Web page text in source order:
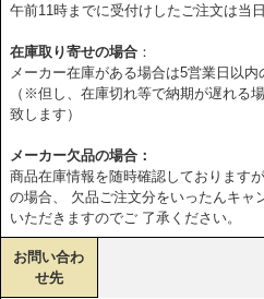
午前11時までに受付けしたご注文は当
在庫取り寄せの場合 ：
メーカー在庫がある場合は5営業日以内
（※但し、在庫切れ等で納期が遅れる
致します）
メーカー欠品の場合：
商品在庫情報を随時確認しております
の場合、 欠品ご注文分をいったんキャ
いただきますのでご 了承ください。
お問い合わ
せ先